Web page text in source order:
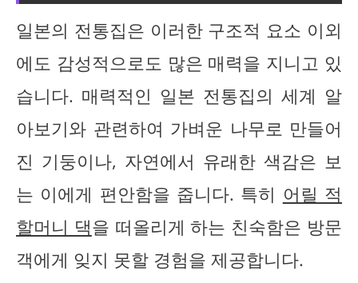
일본의 전통집은 이러한 구조적 요소 이외
에도 감성적으로도 많은 매력을 지니고 있
습니다. 매력적인 일본 전통집의 세계 알
아보기와 관련하여 가벼운 나무로 만들어
진 기둥이나, 자연에서 유래한 색감은 보
는 이에게 편안함을 줍니다. 특히 어릴 적
할머니 댁을 떠올리게 하는 친숙함은 방문
객에게 잊지 못할 경험을 제공합니다.